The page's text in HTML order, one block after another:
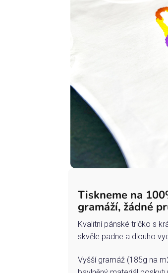
Tiskneme na
gramáží, žádné
Kvalitní pánské tričko s
skvěle padne a dlouho
Vyšší gramáž (185g na